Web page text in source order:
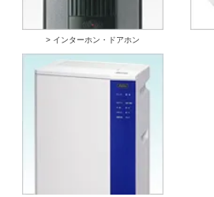
> インターホン・ドアホン